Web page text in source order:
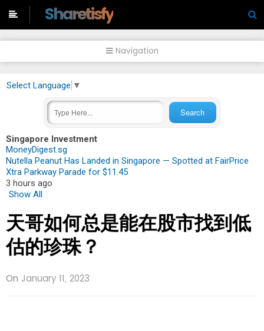
Sharetisfy
Navigation
Select Language ▼
Singapore Investment
MoneyDigest.sg
Nutella Peanut Has Landed in Singapore — Spotted at FairPrice
Xtra Parkway Parade for $11.45
3 hours ago
Show All
天哥如何总是能在股市找到低
估的珍珠？
On January 11, 2023